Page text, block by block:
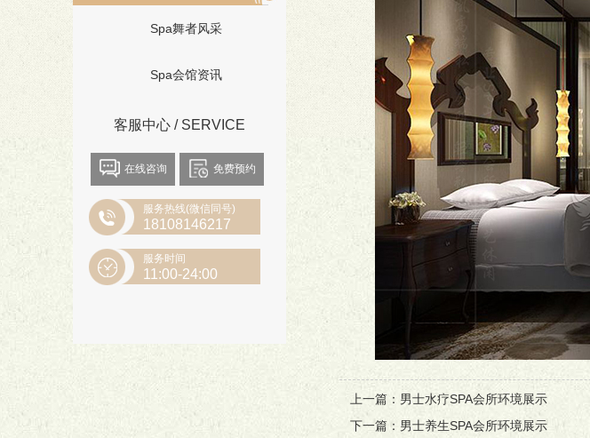
Spa舞者风采
Spa会馆资讯
客服中心 / SERVICE
在线咨询 免费预约
服务热线(微信同号)
18108146217
服务时间
11:00-24:00
上一篇： 男士水疗SPA会所环境展示
下一篇： 男士养生SPA会所环境展示